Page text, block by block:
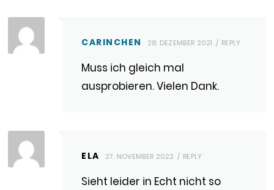
CARINCHEN 28. DEZEMBER 2021 REPLY
Muss ich gleich mal
ausprobieren. Vielen Dank.
ELA 27. NOVEMBER 2022 REPLY
Sieht leider in Echt nicht so